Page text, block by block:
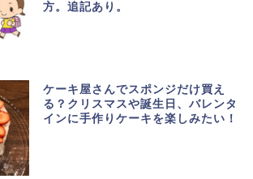
方。追記あり。
ケーキ屋さんでスポンジだけ買え
る？クリスマスや誕生日、バレンタ
インに手作りケーキを楽しみたい！